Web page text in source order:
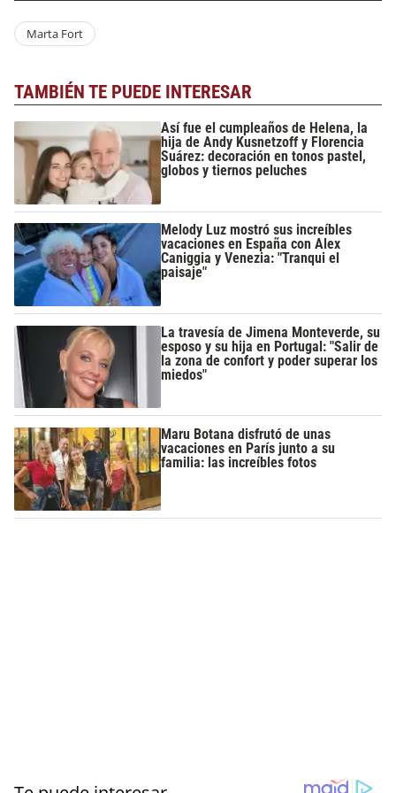
Marta Fort
TAMBIÉN TE PUEDE INTERESAR
Así fue el cumpleaños de Helena, la
hija de Andy Kusnetzoff y Florencia
Suárez: decoración en tonos pastel,
globos y tiernos peluches
Melody Luz mostró sus increíbles
vacaciones en España con Alex
Caniggia y Venezia: "Tranqui el
paisaje"
La travesía de Jimena Monteverde, su
esposo y su hija en Portugal: "Salir de
la zona de confort y poder superar los
miedos"
Maru Botana disfrutó de unas
vacaciones en París junto a su
familia: las increíbles fotos